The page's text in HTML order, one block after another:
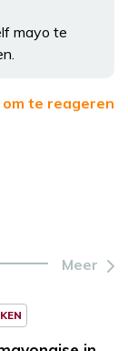
mayo te
om te reageren
Meer